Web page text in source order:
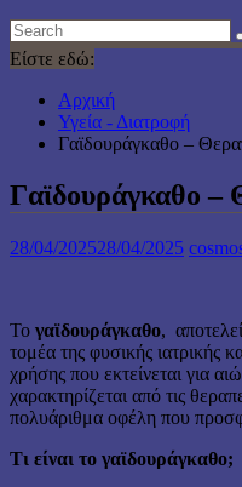
Είστε εδώ:
Αρχική
Υγεία - Διατροφή
Γαϊδουράγκαθο –
Γαϊδουράγκαθο –
28/04/202528/04/2025
Το γαϊδουράγκαθο,
τομέα της φυσικής ιατρικής
χρήσης που εκτείνεται για
χαρακτηρίζεται από τις
πολυάριθμα οφέλη που
Τι είναι το γαϊδουράγκαθο;